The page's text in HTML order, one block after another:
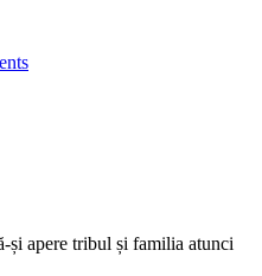
și apere tribul și familia atunci